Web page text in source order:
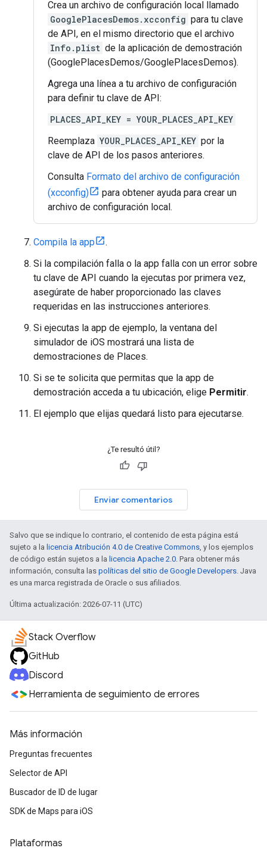
Crea un archivo de configuración local llamado
GooglePlacesDemos.xcconfig para tu clave
de API, en el mismo directorio que el archivo
Info.plist de la aplicación de demostración
(GooglePlacesDemos/GooglePlacesDemos).
Agrega una línea a tu archivo de configuración
para definir tu clave de API:
PLACES_API_KEY = YOUR_PLACES_API_KEY
Reemplaza YOUR_PLACES_API_KEY por la
clave de API de los pasos anteriores.
Consulta Formato del archivo de configuración
(xcconfig)
para obtener ayuda para crear un
archivo de configuración local.
Compila la app
.
Si la compilación falla o la app falla con un error sobre
tu clave de API cuando la ejecutas por primera vez,
asegúrate de haber proporcionado las claves
requeridas en las instrucciones anteriores.
Si ejecutas la app de ejemplo, la ventana del
simulador de iOS mostrará una lista de
demostraciones de Places.
Si se te solicita que permitas que la app de
demostración acceda a tu ubicación, elige Permitir.
El ejemplo que elijas quedará listo para ejecutarse.
¿Te resultó útil?
Enviar comentarios
Salvo que se indique lo contrario, el contenido de esta página está
sujeto a la licencia Atribución 4.0 de Creative Commons, y los ejemplos
de código están sujetos a la licencia Apache 2.0. Para obtener más
información, consulta las políticas del sitio de Google Developers. Java
es una marca registrada de Oracle o sus afiliados.
Última actualización: 2026-07-11 (UTC)
Stack Overflow
GitHub
Discord
Herramienta de seguimiento de errores
Más información
Preguntas frecuentes
Selector de API
Buscador de ID de lugar
SDK de Maps para iOS
Plataformas